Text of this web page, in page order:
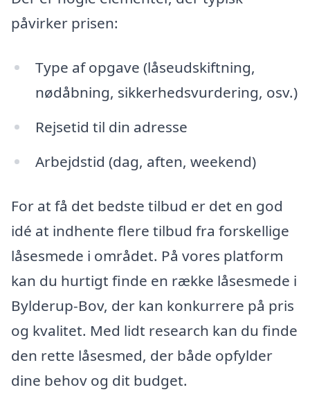
påvirker prisen:
Type af opgave (låseudskiftning,
nødåbning, sikkerhedsvurdering, osv.)
Rejsetid til din adresse
Arbejdstid (dag, aften, weekend)
For at få det bedste tilbud er det en god
idé at indhente flere tilbud fra forskellige
låsesmede i området. På vores platform
kan du hurtigt finde en række låsesmede i
Bylderup-Bov, der kan konkurrere på pris
og kvalitet. Med lidt research kan du finde
den rette låsesmed, der både opfylder
dine behov og dit budget.